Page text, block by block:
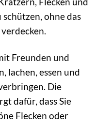
ohne das
Freunden und
lachen, essen und
Die
dafür, dass Sie
Flecken oder